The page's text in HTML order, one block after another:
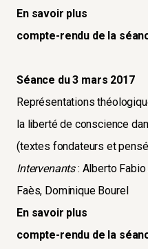
En savoir plus
compte-rendu de la
Séance du 3 mars 2017
Représentations
la liberté de conscience
(textes fondateurs et
Intervenants: Alberto Fabio
Faès, Dominique Bourel
En savoir plus
compte-rendu de la